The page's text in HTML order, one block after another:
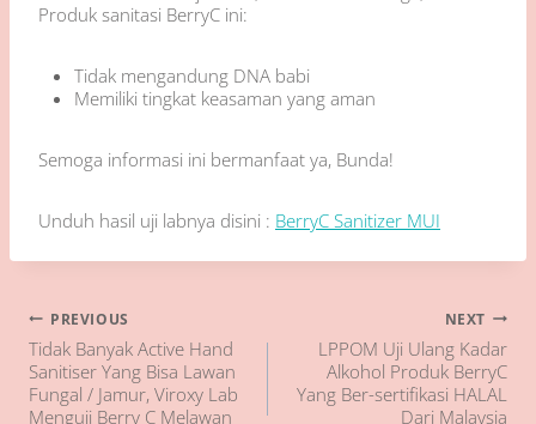
Produk sanitasi BerryC ini:
Tidak mengandung DNA babi
Memiliki tingkat keasaman yang aman
Semoga informasi ini bermanfaat ya, Bunda!
Unduh hasil uji labnya disini : BerryC Sanitizer MUI
Navigasi
pos
PREVIOUS
Tidak Banyak Active Hand
Sanitiser Yang Bisa Lawan
Fungal / Jamur, Viroxy Lab
Menguji Berry C Melawan
NEXT
LPPOM Uji Ulang Kadar
Alkohol Produk BerryC
Yang Ber-sertifikasi HALAL
Dari Malaysia